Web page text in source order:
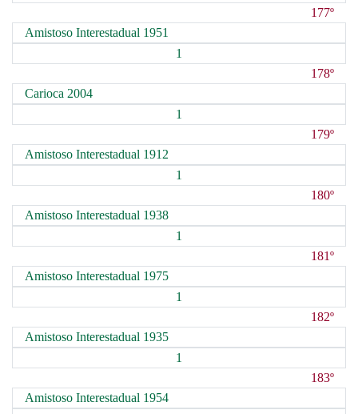
177º
Amistoso Interestadual 1951
1
178º
Carioca 2004
1
179º
Amistoso Interestadual 1912
1
180º
Amistoso Interestadual 1938
1
181º
Amistoso Interestadual 1975
1
182º
Amistoso Interestadual 1935
1
183º
Amistoso Interestadual 1954